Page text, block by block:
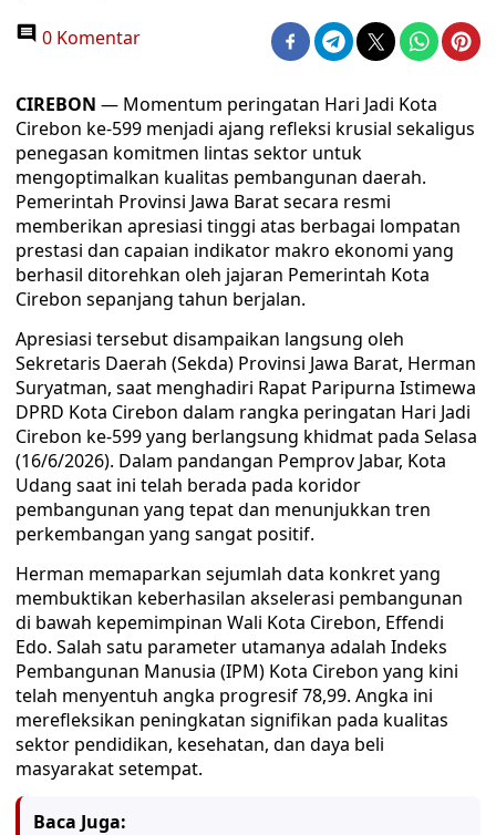
0 Komentar
CIREBON — Momentum peringatan Hari Jadi Kota
Cirebon ke-599 menjadi ajang refleksi krusial sekaligus
penegasan komitmen lintas sektor untuk
mengoptimalkan kualitas pembangunan daerah.
Pemerintah Provinsi Jawa Barat secara resmi
memberikan apresiasi tinggi atas berbagai lompatan
prestasi dan capaian indikator makro ekonomi yang
berhasil ditorehkan oleh jajaran Pemerintah Kota
Cirebon sepanjang tahun berjalan.
Apresiasi tersebut disampaikan langsung oleh
Sekretaris Daerah (Sekda) Provinsi Jawa Barat, Herman
Suryatman, saat menghadiri Rapat Paripurna Istimewa
DPRD Kota Cirebon dalam rangka peringatan Hari Jadi
Cirebon ke-599 yang berlangsung khidmat pada Selasa
(16/6/2026). Dalam pandangan Pemprov Jabar, Kota
Udang saat ini telah berada pada koridor
pembangunan yang tepat dan menunjukkan tren
perkembangan yang sangat positif.
Herman memaparkan sejumlah data konkret yang
membuktikan keberhasilan akselerasi pembangunan
di bawah kepemimpinan Wali Kota Cirebon, Effendi
Edo. Salah satu parameter utamanya adalah Indeks
Pembangunan Manusia (IPM) Kota Cirebon yang kini
telah menyentuh angka progresif 78,99. Angka ini
merefleksikan peningkatan signifikan pada kualitas
sektor pendidikan, kesehatan, dan daya beli
masyarakat setempat.
Baca Juga: